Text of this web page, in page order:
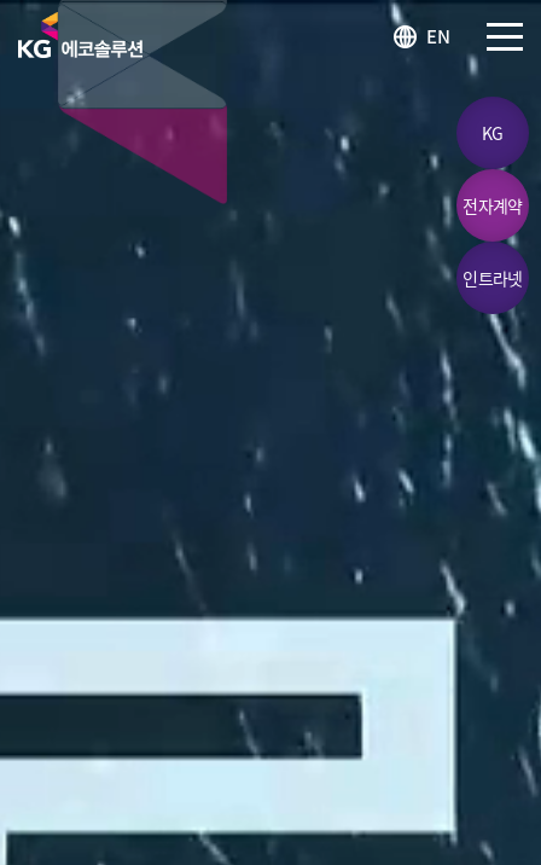
KG 에코솔루션 LOGO EN
KG
전자계약
인트라넷